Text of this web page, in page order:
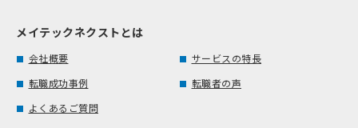
メイテックネクストとは
会社概要
サービスの特長
転職成功事例
転職者の声
よくあるご質問